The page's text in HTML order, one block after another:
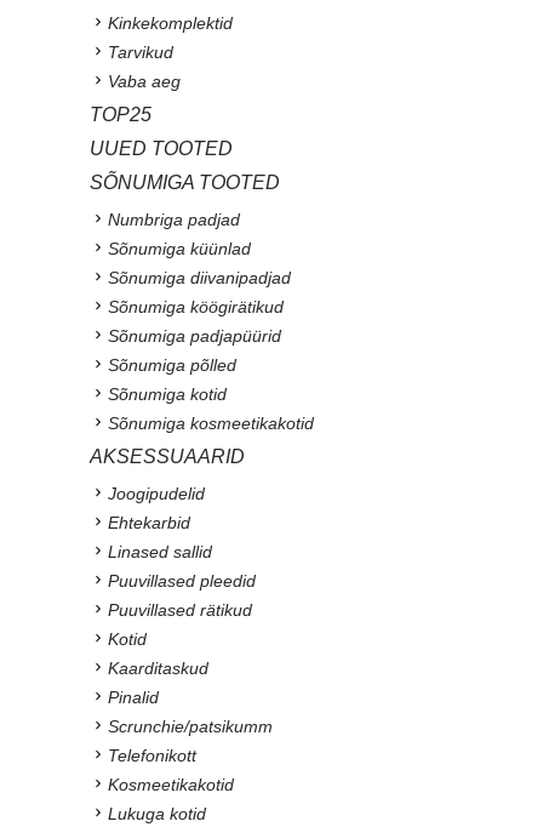
Kinkekomplektid
Tarvikud
Vaba aeg
TOP25
UUED TOOTED
SÕNUMIGA TOOTED
Numbriga padjad
Sõnumiga küünlad
Sõnumiga diivanipadjad
Sõnumiga köögirätikud
Sõnumiga padjapüürid
Sõnumiga põlled
Sõnumiga kotid
Sõnumiga kosmeetikakotid
AKSESSUAARID
Joogipudelid
Ehtekarbid
Linased sallid
Puuvillased pleedid
Puuvillased rätikud
Kotid
Kaarditaskud
Pinalid
Scrunchie/patsikumm
Telefonikott
Kosmeetikakotid
Lukuga kotid